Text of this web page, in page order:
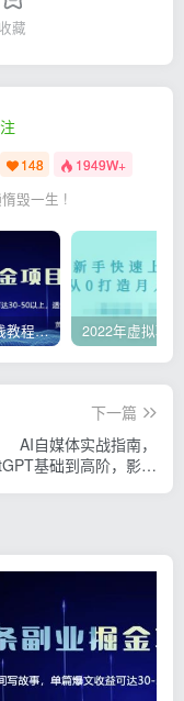
收藏
148 1949W+
毁一生 !
微头条副业赚钱教程，项目单号单天做到50-100+收益
下一篇
AI自媒体实战指南，
基础到高阶，影评